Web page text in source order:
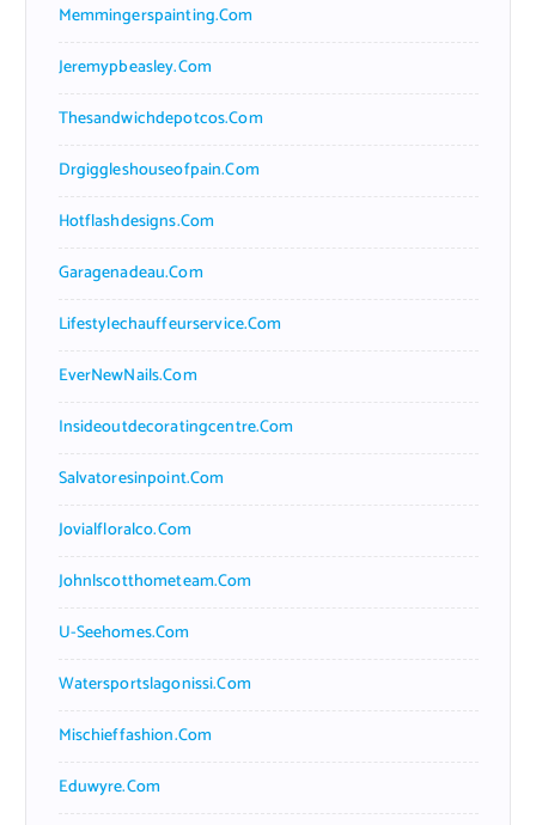
Memmingerspainting.com
Jeremypbeasley.com
Thesandwichdepotcos.com
Drgiggleshouseofpain.com
Hotflashdesigns.com
Garagenadeau.com
Lifestylechauffeurservice.com
EverNewNails.com
Insideoutdecoratingcentre.com
Salvatoresinpoint.com
Jovialfloralco.com
Johnlscotthometeam.com
U-Seehomes.com
Watersportslagonissi.com
Mischieffashion.com
Eduwyre.com